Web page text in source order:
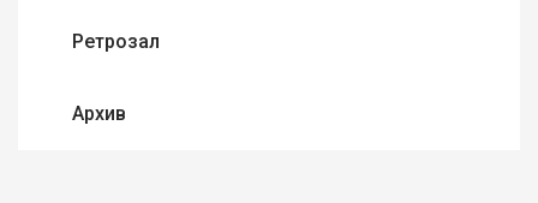
Ретрозал
Архив